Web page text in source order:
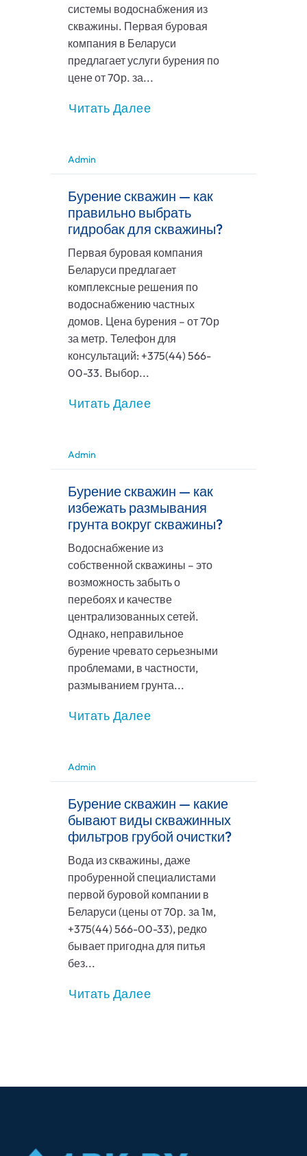
системы водоснабжения из
скважины. Первая буровая
компания в Беларуси
предлагает услуги бурения по
цене от 70р. за...
Читать Далее
Admin
Бурение скважин — как
правильно выбрать
гидробак для скважины?
Первая буровая компания
Беларуси предлагает
комплексные решения по
водоснабжению частных
домов. Цена бурения – от 70р
за метр. Телефон для
консультаций: +375(44) 566-
00-33. Выбор...
Читать Далее
Admin
Бурение скважин — как
избежать размывания
грунта вокруг скважины?
Водоснабжение из
собственной скважины – это
возможность забыть о
перебоях и качестве
централизованных сетей.
Однако, неправильное
бурение чревато серьезными
проблемами, в частности,
размыванием грунта...
Читать Далее
Admin
Бурение скважин — какие
бывают виды скважинных
фильтров грубой очистки?
Вода из скважины, даже
пробуренной специалистами
первой буровой компании в
Беларуси (цены от 70р. за 1м,
+375(44) 566-00-33), редко
бывает пригодна для питья
без...
Читать Далее